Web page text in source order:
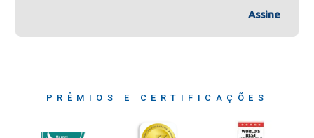
Assine
PRÊMIOS E CERTIFICAÇÕES